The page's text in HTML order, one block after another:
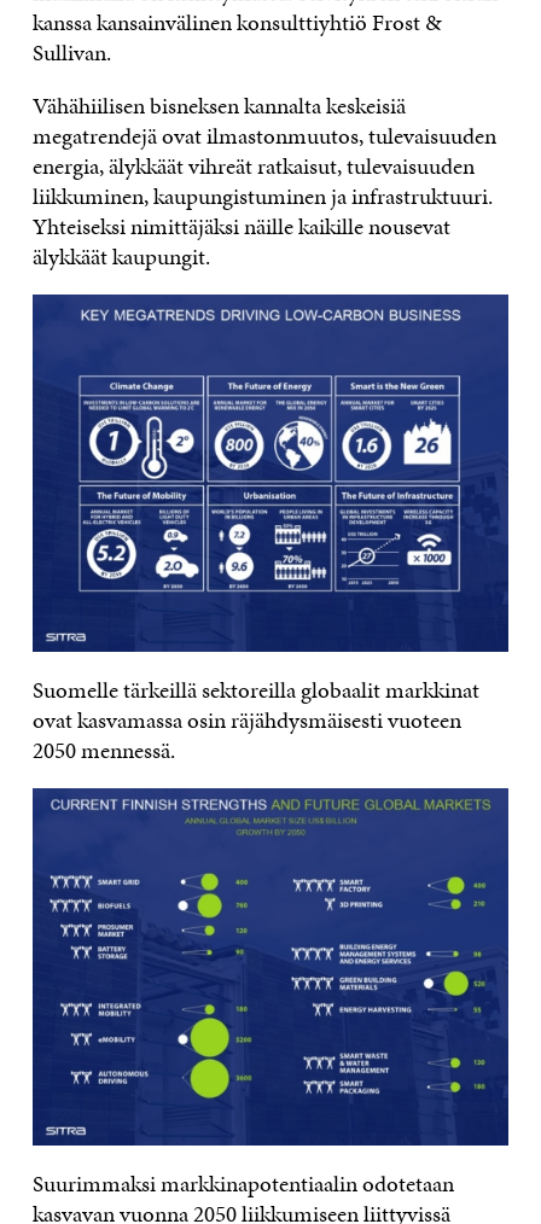
kanssa kansainvälinen konsulttiyhtiö Frost &
Sullivan.
Vähähiilisen bisneksen kannalta keskeisiä
megatrendejä ovat ilmastonmuutos, tulevaisuuden
energia, älykkäät vihreät ratkaisut, tulevaisuuden
liikkuminen, kaupungistuminen ja infrastruktuuri.
Yhteiseksi nimittäjäksi näille kaikille nousevat
älykkäät kaupungit.
Suomelle tärkeillä sektoreilla globaalit markkinat
ovat kasvamassa osin räjähdysmäisesti vuoteen
2050 mennessä.
Suurimmaksi markkinapotentiaalin odotetaan
kasvavan vuonna 2050 liikkumiseen liittyvissä